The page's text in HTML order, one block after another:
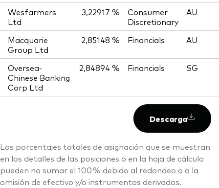
Wesfarmers
Ltd
3,22917 %
Consumer
Discretionary
AU
Macquarie
Group Ltd
2,85148 % Financials AU
Oversea-
Chinese Banking
Corp Ltd
2,84894 % Financials SG
Descarga
Los porcentajes totales de asignación que se muestran
en los detalles de las posiciones o en la hoja de cálculo
pueden no sumar el 100 % debido al redondeo o a la
omisión de efectivo y/o instrumentos derivados.